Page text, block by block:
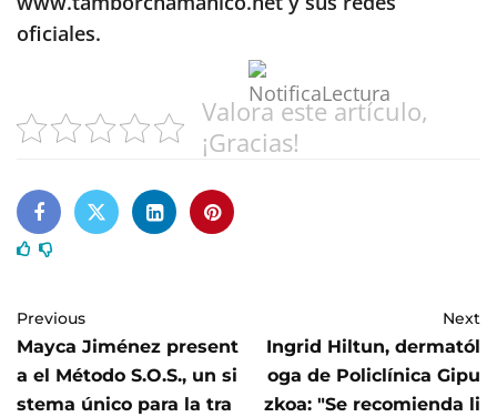
oficiales.
Valora este artículo,
¡Gracias!
Previous
Mayca Jiménez present
a el Método S.O.S., un si
stema único para la tra
Next
Ingrid Hiltun, dermatól
oga de Policlínica Gipu
zkoa: "Se recomienda li